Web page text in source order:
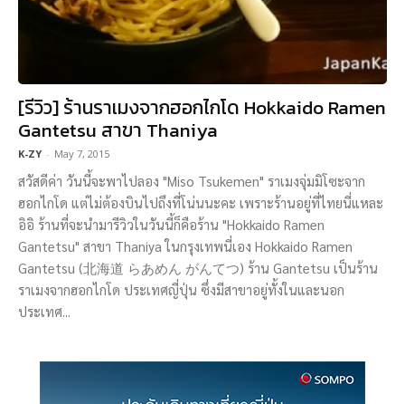
[รีวิว] ร้านราเมงจากฮอกไกโด Hokkaido Ramen
Gantetsu สาขา Thaniya
K-ZY - May 7, 2015
สวัสดีค่า วันนี้จะพาไปลอง "Miso Tsukemen" ราเมงจุ่มมิโซะจาก
ฮอกไกโด แต่ไม่ต้องบินไปถึงที่โน่นนะคะ เพราะร้านอยู่ที่ไทยนี่แหละ
อิอิ ร้านที่จะนำมารีวิวในวันนี้ก็คือร้าน "Hokkaido Ramen
Gantetsu" สาขา Thaniya ในกรุงเทพนี่เอง Hokkaido Ramen
Gantetsu (北海道 らあめん がんてつ) ร้าน Gantetsu เป็นร้าน
ราเมงจากฮอกไกโด ประเทศญี่ปุ่น ซึ่งมีสาขาอยู่ทั้งในและนอก
ประเทศ...